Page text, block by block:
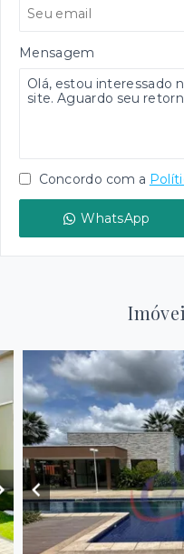
Mensagem
Concordo com a
WhatsApp